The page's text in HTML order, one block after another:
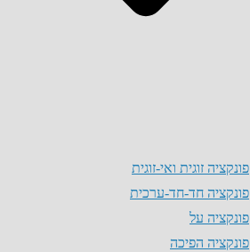
פונקציה זוגית ואי-זוגית
פונקציה חד-חד-ערכית
פונקציה על
פונקציה הפיכה